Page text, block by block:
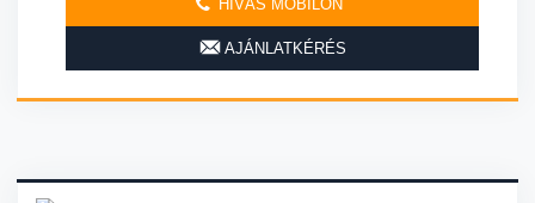
HÍVÁS MOBILON
AJÁNLATKÉRÉS